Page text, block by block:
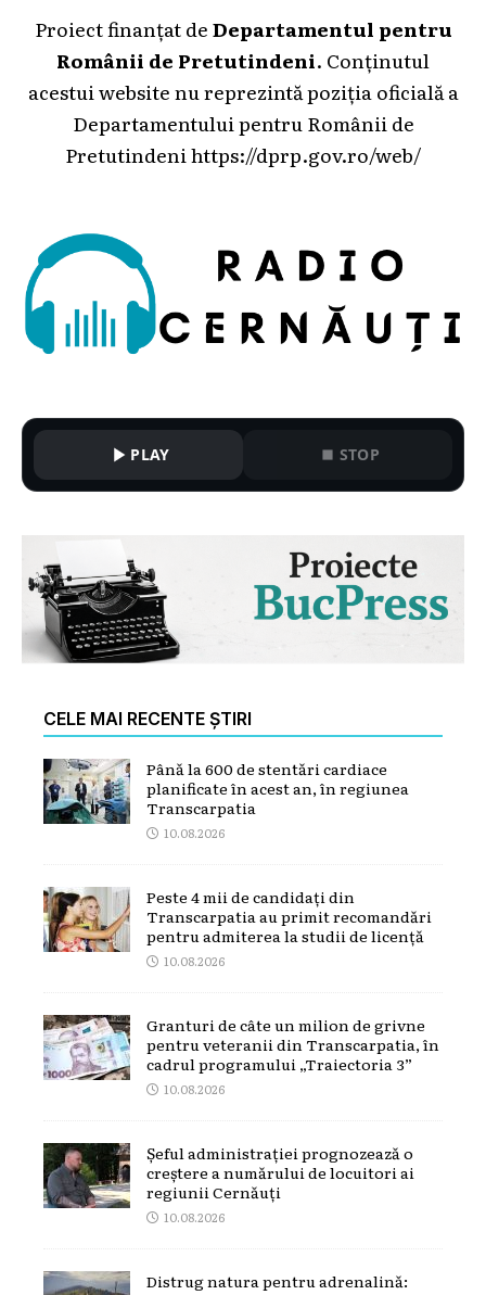
Proiect finanțat deDepartamentul pentru
Românii de Pretutindeni. Conținutul
acestui website nu reprezintă poziția oficială a
Departamentului pentru Românii de
Pretutindeni https://dprp.gov.ro/web/
PLAY STOP
CELE MAI RECENTE ȘTIRI
Până la 600 de stentări cardiace
planificate în acest an, în regiunea
Transcarpatia
10.08.2026
Peste 4 mii de candidați din
Transcarpatia au primit recomandări
pentru admiterea la studii de licență
10.08.2026
Granturi de câte un milion de grivne
pentru veteranii din Transcarpatia, în
cadrul programului „Traiectoria 3”
10.08.2026
Șeful administrației prognozează o
creștere a numărului de locuitori ai
regiunii Cernăuți
10.08.2026
Distrug natura pentru adrenalină: